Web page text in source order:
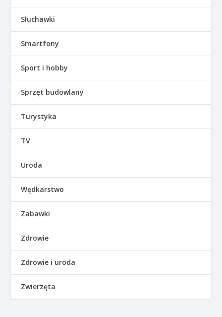
Słuchawki
Smartfony
Sport i hobby
Sprzęt budowlany
Turystyka
TV
Uroda
Wędkarstwo
Zabawki
Zdrowie
Zdrowie i uroda
Zwierzęta